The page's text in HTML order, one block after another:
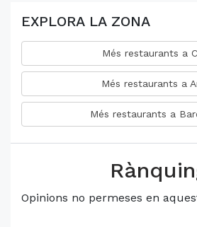
EXPLORA LA ZONA
Més restaurants a
Més restaurants a
Més restaurants a
Opinions no permeses en